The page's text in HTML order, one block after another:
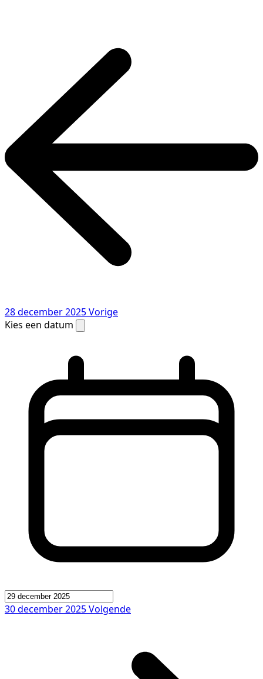
28 december 2025Vorige
Kies een datum
30 december 2025Volgende